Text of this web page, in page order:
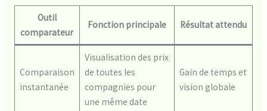
Outil
comparateur
Fonction principale Résultat attendu
Comparaison
instantanée
Visualisation des prix
de toutes les
compagnies pour
une même date
Gain de temps et
vision globale